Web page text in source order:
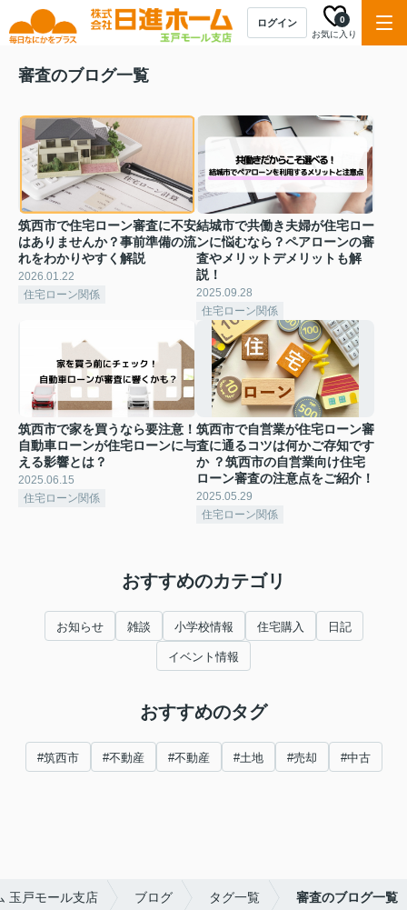
ログイン
お気に入り
0
審査のブログ一覧
筑西市で住宅ローン審査に不安
はありませんか？事前準備の流
れをわかりやすく解説
2026.01.22
住宅ローン関係
結城市で共働き夫婦が住宅ロー
ンに悩むなら？ペアローンの審
査やメリットデメリットも解
説！
2025.09.28
住宅ローン関係
筑西市で家を買うなら要注意！
自動車ローンが住宅ローンに与
える影響とは？
2025.06.15
住宅ローン関係
筑西市で自営業が住宅ローン審
査に通るコツは何かご存知です
か ？筑西市の自営業向け住宅
ローン審査の注意点をご紹介！
2025.05.29
住宅ローン関係
おすすめのカテゴリ
お知らせ 雑談 小学校情報 住宅購入 日記
イベント情報
おすすめのタグ
#筑西市 #不動産 #不動産 #土地 #売却 #中古
玉戸モール支店 ブログ タグ一覧 審査のブログ一覧